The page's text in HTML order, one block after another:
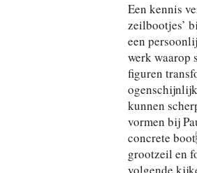
Een kennis
zeilbootjes’
een
werk waarop
figuren
kunnen
vormen bij
concrete
grootzeil en